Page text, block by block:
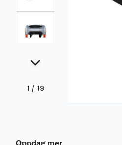
1 / 19
Oppdag mer